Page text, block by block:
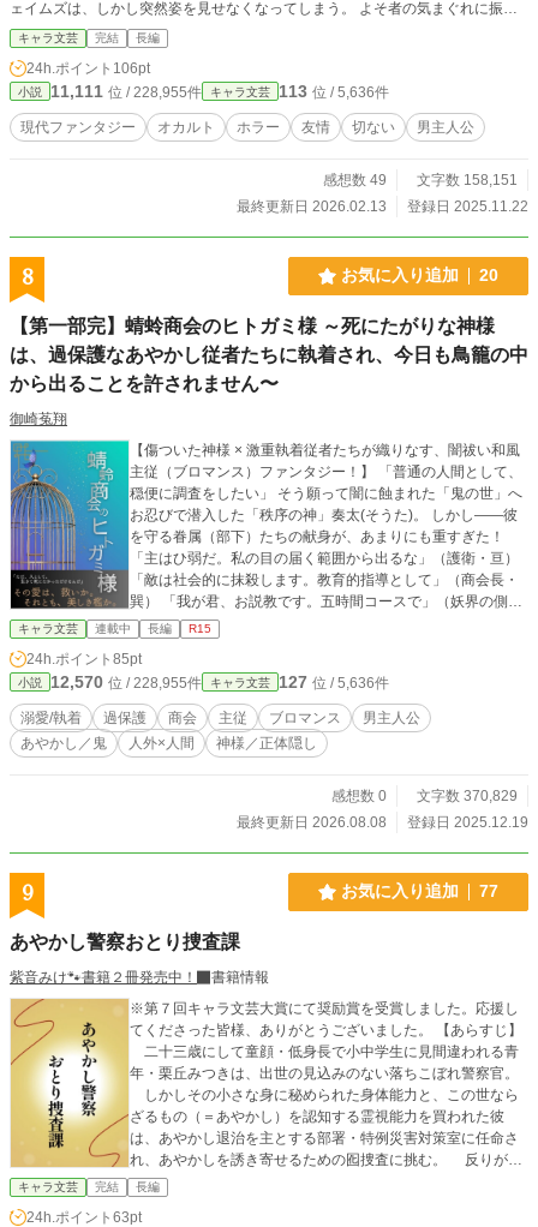
ェイムズは、しかし突然姿を見せなくなってしまう。 よそ者の気まぐれに振り
回された子供を村の大人達が嘲笑う中、都会から弁護士が訪れ、オズワルドの生
活は一変した。 やがて立派な青年に成長した彼は、村を出て首都レッドフォー
ドを目指す。 何故自分に、裕福な家の子のような生活が与えられたのか？ あ
の頃ジェイムズは何を考え、今は何を考えている？ なんとしても、確かめね
ばならない。
キャラ文芸 完結 長編
24h.ポイント 106pt
小説 11,111 位 / 228,955件 キャラ文芸 113 位 / 5,636件
現代ファンタジー オカルト ホラー 友情 切ない 男主人公
感想数 49
文字数 158,151
最終更新日 2026.02.13
登録日 2025.11.22
8 お気に入り追加 20
【第一部完】蜻蛉商会のヒトガミ様 ～死にたがりな神様
は、過保護なあやかし従者たちに執着され、今日も鳥籠の中
から出ることを許されません〜
御崎菟翔
【傷ついた神様 × 激重執着従者たちが織りなす、闇祓い和風
主従（ブロマンス）ファンタジー！】 「普通の人間として、
穏便に調査をしたい」 ​そう願って闇に蝕まれた「鬼の世」へ
お忍びで潜入した「秩序の神」奏太(そうた)。 しかし――彼
を守る眷属（部下）たちの献身が、あまりにも重すぎた！ ​
「主はひ弱だ。私の目の届く範囲から出るな」（護衛・亘）
「敵は社会的に抹殺します。教育的指導として」（商会長・
巽） 「我が君、お説教です。五時間コースで」（妖界の側
近・燐鳳） 神様の威厳ゼロ！？ ​最強の従者たちに囲まれ、今
日も奏太は鳥籠の中（物理）。 ​――だが、その過保護さは、
かつて世界のために犠牲となった彼を、二度と失わないため
の鎖だった。 そんなある日、奏太の持つ「陽の力」を狙う不
穏な影が忍び寄り、囚われの身に。黄金の鳥籠の中で無惨に
傷つけられる彼を見た時、従者たちの理性が崩壊する 世界を
救うために人であることを捨て、不老不死の宿命を背負った
突き放していた従者たちの『始まりの物語』も同時公開中！
キャラ文芸 連載中 長編 R15
24h.ポイント 85pt
小説 12,570 位 / 228,955件 キャラ文芸 127 位 / 5,636件
溺愛/執着 過保護 商会 主従 ブロマンス
男主人公
あやかし／鬼
人外×人間 神様／正体隠し
感想数 0
文字数 370,829
最終更新日 2026.08.08
登録日 2025.12.19
9 お気に入り追加 77
あやかし警察おとり捜査課
紫音みけ🐾書籍２冊発売中！
書籍情報
※第７回キャラ文芸大賞にて奨励賞を受賞しました。応援し
てくださった皆様、ありがとうございました。 【あらすじ】
二十三歳にして童顔・低身長で小中学生に見間違われる青
年・栗丘みつきは、出世の見込みのない落ちこぼれ警察官。
しかしその小さな身に秘められた身体能力と、この世なら
ざるもの（＝あやかし）を認知する霊視能力を買われた彼
は、あやかし退治を主とする部署・特例災害対策室に任命さ
れ、あやかしを誘き寄せるための囮捜査に挑む。 反りが合
わない年下エリートの相棒と、狐面を被った怪しい上司と共
に繰り広げる退魔ファンタジー。
キャラ文芸 完結 長編
24h.ポイント 63pt